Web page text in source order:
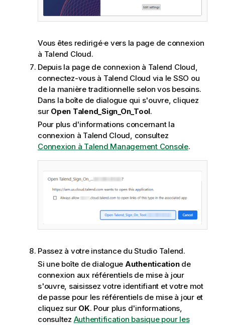
Vous êtes redirigé·e vers la page de connexion
à Talend Cloud.
Depuis la page de connexion à Talend Cloud
connectez-vous à Talend Cloud via le SSO ou
de la manière traditionnelle selon vos besoins.
Dans la boîte de dialogue qui s'ouvre, cliquez
sur Open Talend_Sign_On_Tool.
Pour plus d'informations concernant la
connexion à Talend Cloud , consultez
Connexion à Talend Management Console.
Passez à votre instance duStudio Talend.
Si une boîte de dialogue Authenticationde
connexion aux référentiels de mise à jour
s'ouvre, saisissez votre identifiant et votre mot
de passe pour les référentiels de mise à jour et
cliquez sur OK. Pour plus d'informations,
consultez Authentification basique pour les